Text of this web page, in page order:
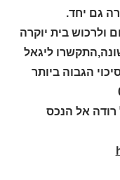
גם יחד.
בית יוקרה
ליגאל
הגבוה ביותר
רודה אל הנכס